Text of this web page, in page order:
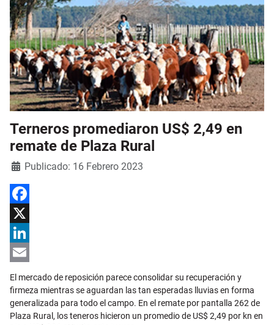
Terneros promediaron US$ 2,49 en
remate de Plaza Rural
DetallesPublicado: 16 Febrero 2023
Facebook
X
LinkedIn
Email
El mercado de reposición parece consolidar su recuperación y
firmeza mientras se aguardan las tan esperadas lluvias en forma
generalizada para todo el campo. En el remate por pantalla 262 de
Plaza Rural, los teneros hicieron un promedio de US$ 2,49 por kn en